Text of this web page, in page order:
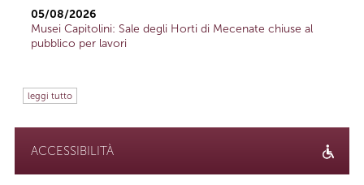
05/08/2026
Musei Capitolini: Sale degli Horti di Mecenate chiuse al
pubblico per lavori
leggi tutto
ACCESSIBILITÀ